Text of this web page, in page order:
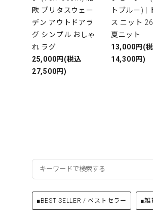
欧 ブリタスウェー
デン アウトドアラ
グ シンプル おしゃ
れ ラグ
25,000円(税込
27,500円)
トブルー) |
ス ニット
夏ニット
13,000円(
14,300円)
■BEST SELLER / ベストセラー ■雑